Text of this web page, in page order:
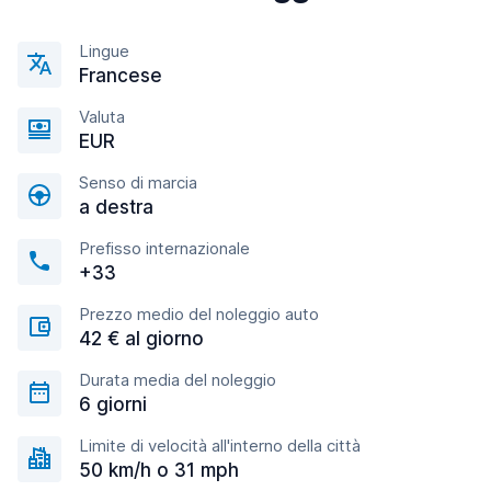
Lingue
Francese
Valuta
EUR
Senso di marcia
a destra
Prefisso internazionale
+33
Prezzo medio del noleggio auto
42 € al giorno
Durata media del noleggio
6 giorni
Limite di velocità all'interno della città
50 km/h o 31 mph